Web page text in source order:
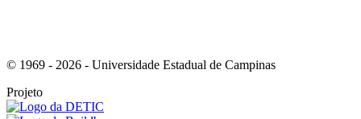
© 1969 - 2026 - Universidade Estadual de Campinas
Projeto